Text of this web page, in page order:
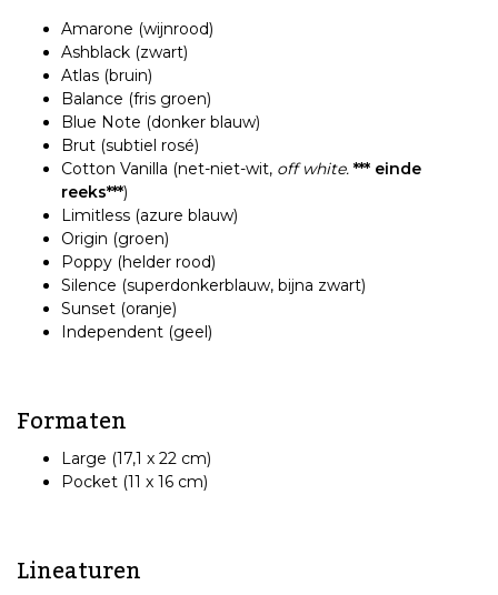
Amarone (wijnrood)
Ashblack (zwart)
Atlas (bruin)
Balance (fris groen)
Blue Note (donker blauw)
Brut (subtiel rosé)
Cotton Vanilla (net-niet-wit, off white. *** einde
reeks***)
Limitless (azure blauw)
Origin (groen)
Poppy (helder rood)
Silence (superdonkerblauw, bijna zwart)
Sunset (oranje)
Independent (geel)
Formaten
Large (17,1 x 22 cm)
Pocket (11 x 16 cm)
Lineaturen